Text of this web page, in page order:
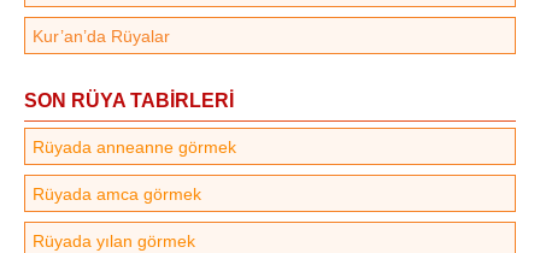
Kur’an’da Rüyalar
SON RÜYA TABİRLERİ
Rüyada anneanne görmek
Rüyada amca görmek
Rüyada yılan görmek